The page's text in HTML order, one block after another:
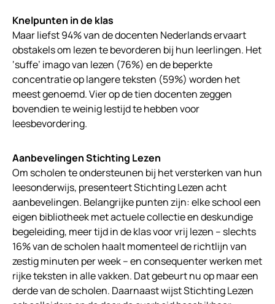
Knelpunten in de klas
Maar liefst 94% van de docenten Nederlands ervaart
obstakels om lezen te bevorderen bij hun leerlingen. Het
‘suffe’ imago van lezen (76%) en de beperkte
concentratie op langere teksten (59%) worden het
meest genoemd. Vier op de tien docenten zeggen
bovendien te weinig lestijd te hebben voor
leesbevordering.
Aanbevelingen Stichting Lezen
Om scholen te ondersteunen bij het versterken van hun
leesonderwijs, presenteert Stichting Lezen acht
aanbevelingen. Belangrijke punten zijn: elke school een
eigen bibliotheek met actuele collectie en deskundige
begeleiding, meer tijd in de klas voor vrij lezen – slechts
16% van de scholen haalt momenteel de richtlijn van
zestig minuten per week – en consequenter werken met
rijke teksten in alle vakken. Dat gebeurt nu op maar een
derde van de scholen. Daarnaast wijst Stichting Lezen